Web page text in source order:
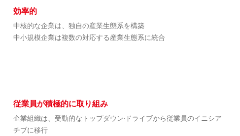
効率的
中核的な企業は、独自の産業生態系を構築
中小規模企業は複数の対応する産業生態系に統合
従業員が積極的に取り組み
企業組織は、受動的なトップダウン·ドライブから従業員のイニシア
チブに移行